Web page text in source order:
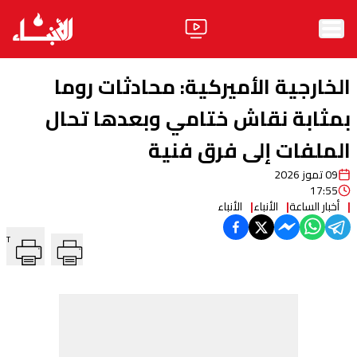
الأخبار
آراء
فيديو
مواقف
وليد جنبلاط
الخارجية الأميركية: محادثات روما
بمثابة نقاش ختامي وبعدها تحال
الملفات إلى فرق فنية
09 تموز 2026
17:55
أخبار الساعة الأنباء الأنباء
T